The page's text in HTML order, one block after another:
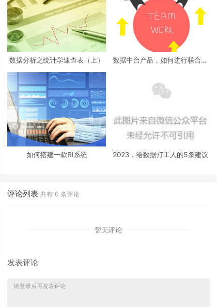
数据分析之统计学速查表（上）
数据中台产品，如何进行联合项
如何搭建一款BI系统 2023，给数据打工人的5条建议
评论列表 共有 0 条评论
暂无评论
发表评论